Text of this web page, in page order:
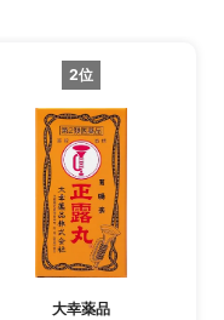
2位
大幸薬品